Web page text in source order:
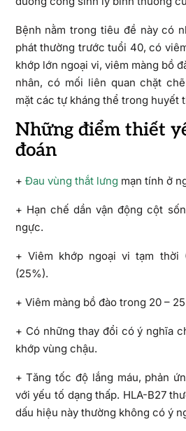
Bệnh nằm trong tiêu đề này có
phát thường trước tuổi 40, có
khớp lớn ngoại vi, viêm màng bồ
nhân, có mối liên quan chặt
mặt các tự kháng thể trong huyết
Những điểm thiết
đoán
+ Đau vùng thắt lưng mạn tính ở
+ Hạn chế dần vận động cột
ngực.
+ Viêm khớp ngoại vi tạm thời
(25%).
+ Viêm màng bồ đào trong 20 –
+ Có những thay đổi có ý nghĩa
khớp vùng chậu.
+ Tăng tốc độ lắng máu, phản
với yếu tố dạng thấp. HLA-B27
dấu hiệu này thường không có ý